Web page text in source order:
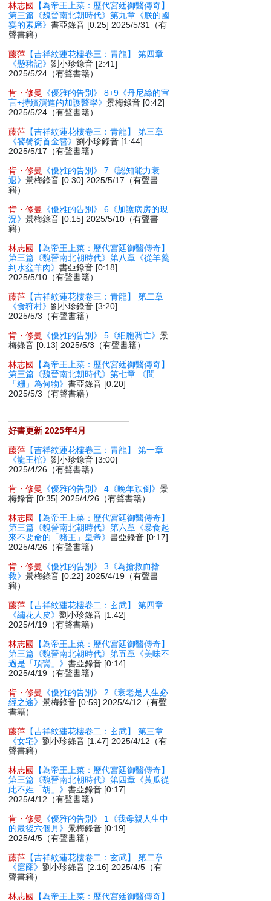
林志國
【為帝王上菜：歷代宮廷御醫傳奇】
第三篇《魏晉南北朝時代》第九章《朕的國
宴的素席》書亞錄音 [0:25] 2025/5/31（有
聲書籍）
藤萍 【吉祥紋蓮花樓卷三：青龍】 第四章
《懸豬記》劉小珍錄音 [2:41]
2025/5/24（有聲書籍）
肯・修曼
《優雅的告別》 8+9《丹尼絲的宣
言+持續演進的加護醫學》景梅錄音 [0:42]
2025/5/24（有聲書籍）
藤萍 【吉祥紋蓮花樓卷三：青龍】 第三章
《饕餮銜首金簪》劉小珍錄音 [1:44]
2025/5/17（有聲書籍）
肯・修曼
《優雅的告別》 7《認知能力衰
退》景梅錄音 [0:30] 2025/5/17（有聲書
籍）
肯・修曼
《優雅的告別》 6《加護病房的現
況》景梅錄音 [0:15] 2025/5/10（有聲書
籍）
林志國
【為帝王上菜：歷代宮廷御醫傳奇】
第三篇《魏晉南北朝時代》第八章《從羊羹
到水盆羊肉》書亞錄音 [0:18]
2025/5/10（有聲書籍）
藤萍 【吉祥紋蓮花樓卷三：青龍】 第二章
《食狩村》劉小珍錄音 [3:20]
2025/5/3（有聲書籍）
肯・修曼
《優雅的告別》 5《細胞凋亡》景
梅錄音 [0:13] 2025/5/3（有聲書籍）
林志國
【為帝王上菜：歷代宮廷御醫傳奇】
第三篇《魏晉南北朝時代》第七章 《問
「粣」為何物》書亞錄音 [0:20]
2025/5/3（有聲書籍）
好書更新 2025年4月
藤萍 【吉祥紋蓮花樓卷三：青龍】 第一章
《龍王棺》劉小珍錄音 [3:00]
2025/4/26（有聲書籍）
肯・修曼
《優雅的告別》 4《晚年跌倒》景
梅錄音 [0:35] 2025/4/26（有聲書籍）
林志國
【為帝王上菜：歷代宮廷御醫傳奇】
第三篇《魏晉南北朝時代》第六章《暴食起
來不要命的「豬王」皇帝》書亞錄音 [0:17]
2025/4/26（有聲書籍）
肯・修曼
《優雅的告別》 3《為搶救而搶
救》景梅錄音 [0:22] 2025/4/19（有聲書
籍）
藤萍 【吉祥紋蓮花樓卷二：玄武】 第四章
《繡花人皮》劉小珍錄音 [1:42]
2025/4/19（有聲書籍）
林志國
【為帝王上菜：歷代宮廷御醫傳奇】
第三篇《魏晉南北朝時代》第五章《美味不
過是「項臠」》書亞錄音 [0:14]
2025/4/19（有聲書籍）
肯・修曼
《優雅的告別》 2《衰老是人生必
經之途》景梅錄音 [0:59] 2025/4/12（有聲
書籍）
藤萍 【吉祥紋蓮花樓卷二：玄武】 第三章
《女宅》劉小珍錄音 [1:47] 2025/4/12（有
聲書籍）
林志國
【為帝王上菜：歷代宮廷御醫傳奇】
第三篇《魏晉南北朝時代》第四章《黃瓜從
此不姓「胡」》書亞錄音 [0:17]
2025/4/12（有聲書籍）
肯・修曼
《優雅的告別》 1《我母親人生中
的最後六個月》景梅錄音 [0:19]
2025/4/5（有聲書籍）
藤萍 【吉祥紋蓮花樓卷二：玄武】 第二章
《窟窿》劉小珍錄音 [2:16] 2025/4/5（有
聲書籍）
林志國
【為帝王上菜：歷代宮廷御醫傳奇】